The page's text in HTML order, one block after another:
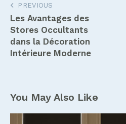
Navigation
de
l’article
PREVIOUS
Les Avantages des
Stores Occultants
dans la Décoration
Intérieure Moderne
You May Also Like